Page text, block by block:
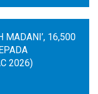
MADANI’, 16,500
2026)